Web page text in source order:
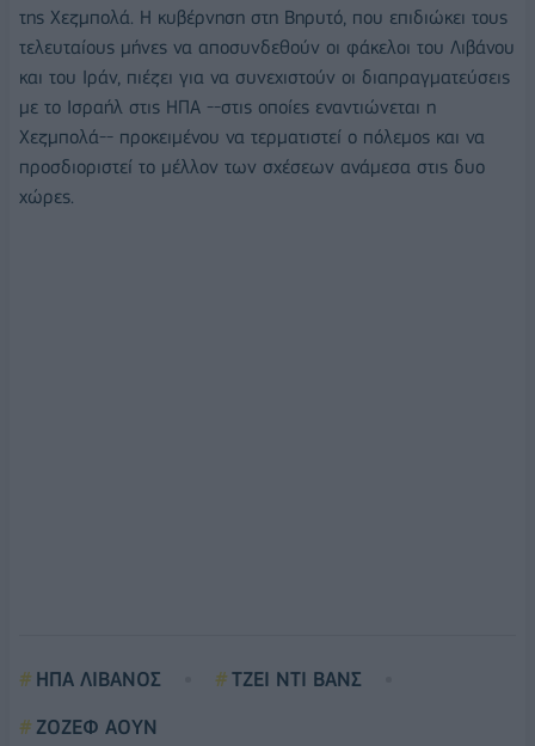
της Χεζμπολά. Η κυβέρνηση στη Βηρυτό, που επιδιώκει τους
τελευταίους μήνες να αποσυνδεθούν οι φάκελοι του Λιβάνου
και του Ιράν, πιέζει για να συνεχιστούν οι διαπραγματεύσεις
με το Ισραήλ στις ΗΠΑ --στις οποίες εναντιώνεται η
Χεζμπολά-- προκειμένου να τερματιστεί ο πόλεμος και να
προσδιοριστεί το μέλλον των σχέσεων ανάμεσα στις δυο
χώρες.
ΗΠΑ ΛΙΒΑΝΟΣ
ΤΖΕΙ ΝΤΙ ΒΑΝΣ
ΖΟΖΕΦ ΑΟΥΝ